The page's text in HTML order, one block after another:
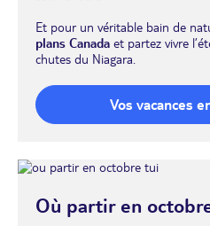
Et pour un véritable bain de
plans Canada et partez vivre
chutes du Niagara.
Vos vacances
Où partir en